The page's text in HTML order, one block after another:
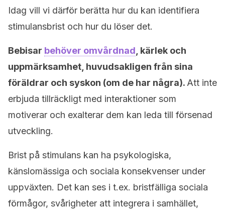
Idag vill vi därför berätta hur du kan identifiera
stimulansbrist och hur du löser det.
Bebisar behöver omvårdnad , kärlek och
uppmärksamhet, huvudsakligen från sina
föräldrar och syskon (om de har några). Att inte
erbjuda tillräckligt med interaktioner som
motiverar och exalterar dem kan leda till försenad
utveckling.
Brist på stimulans kan ha psykologiska,
känslomässiga och sociala konsekvenser under
uppväxten. Det kan ses i t.ex. bristfälliga sociala
förmågor, svårigheter att integrera i samhället,